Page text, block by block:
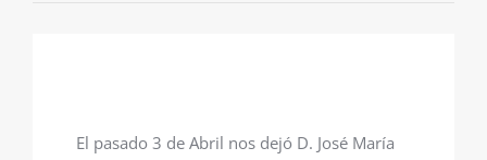
El pasado 3 de Abril nos dejó D. José María